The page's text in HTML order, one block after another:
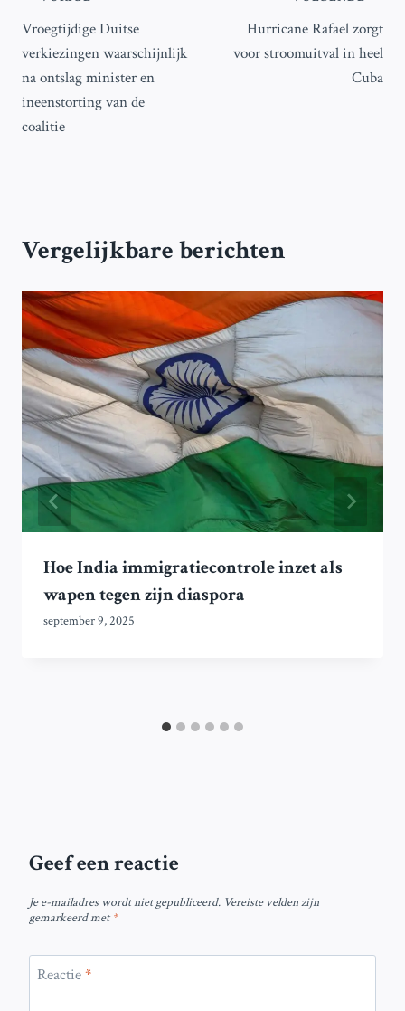
navigatie
Vroegtijdige Duitse
verkiezingen waarschijnlijk
na ontslag minister en
ineenstorting van de
coalitie
Hurricane Rafael zorgt
voor stroomuitval in heel
Cuba
Vergelijkbare berichten
Hoe India immigratiecontrole inzet als
wapen tegen zijn diaspora
september 9, 2025
Geef een reactie
Je e-mailadres wordt niet gepubliceerd. Vereiste velden zijn
gemarkeerd met*
Reactie*